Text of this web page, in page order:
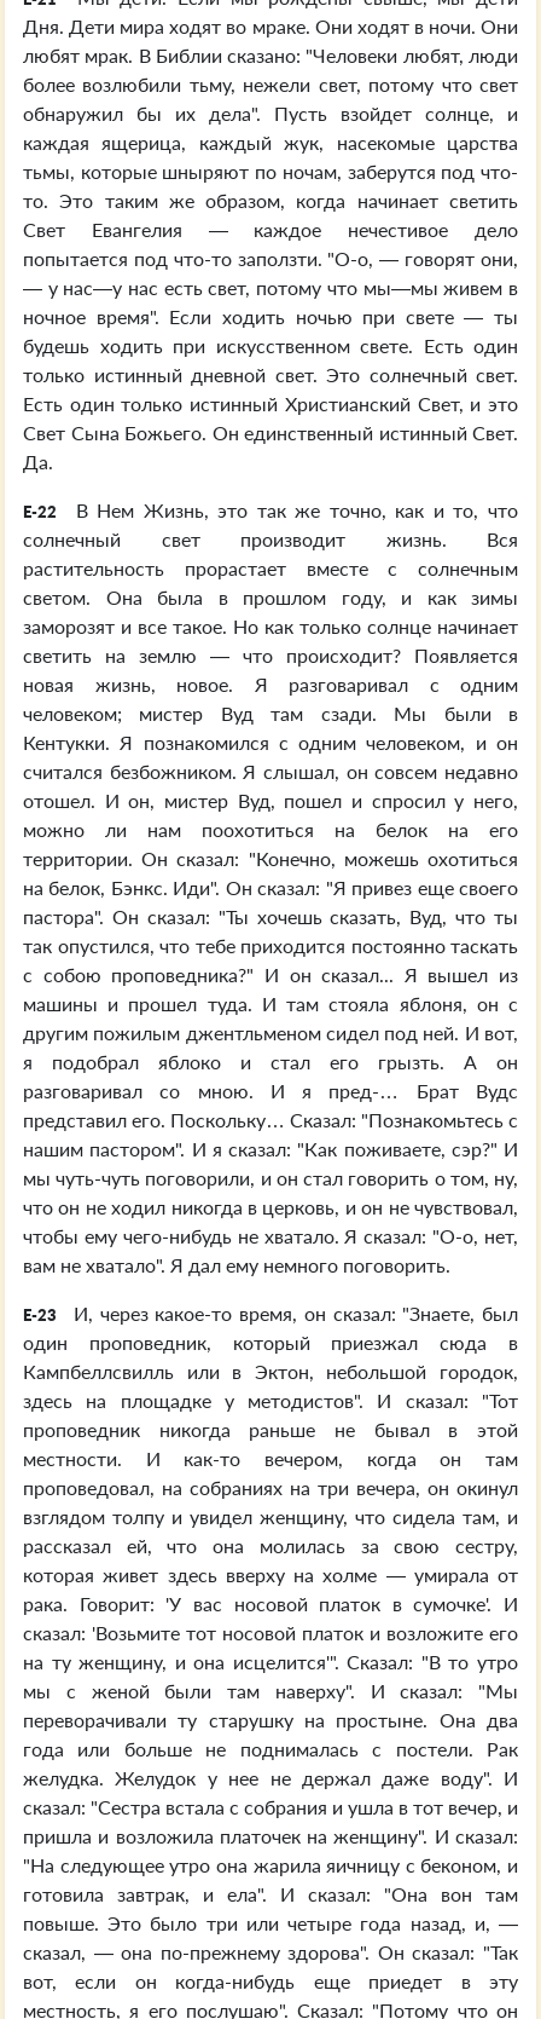
Дня. Дети мира ходят во мраке. Они ходят в ночи. Они
любят мрак. В Библии сказано: "Человеки любят, люди
более возлюбили тьму, нежели свет, потому что свет
обнаружил бы их дела". Пусть взойдет солнце, и
каждая ящерица, каждый жук, насекомые царства
тьмы, которые шныряют по ночам, заберутся под что-
то. Это таким же образом, когда начинает светить
Свет Евангелия — каждое нечестивое дело
попытается под что-то заползти. "О-о, — говорят они,
— у нас—у нас есть свет, потому что мы—мы живем в
ночное время". Если ходить ночью при свете — ты
будешь ходить при искусственном свете. Есть один
только истинный дневной свет. Это солнечный свет.
Есть один только истинный Христианский Свет, и это
Свет Сына Божьего. Он единственный истинный Свет.
Да.
E-22
В Нем Жизнь, это так же точно, как и то, что
солнечный свет производит жизнь. Вся
растительность прорастает вместе с солнечным
светом. Она была в прошлом году, и как зимы
заморозят и все такое. Но как только солнце начинает
светить на землю — что происходит? Появляется
новая жизнь, новое. Я разговаривал с одним
человеком; мистер Вуд там сзади. Мы были в
Кентукки. Я познакомился с одним человеком, и он
считался безбожником. Я слышал, он совсем недавно
отошел. И он, мистер Вуд, пошел и спросил у него,
можно ли нам поохотиться на белок на его
территории. Он сказал: "Конечно, можешь охотиться
на белок, Бэнкс. Иди". Он сказал: "Я привез еще своего
пастора". Он сказал: "Ты хочешь сказать, Вуд, что ты
так опустился, что тебе приходится постоянно таскать
с собою проповедника?" И он сказал... Я вышел из
машины и прошел туда. И там стояла яблоня, он с
другим пожилым джентльменом сидел под ней. И вот,
я подобрал яблоко и стал его грызть. А он
разговаривал со мною. И я пред-… Брат Вудс
представил его. Поскольку… Сказал: "Познакомьтесь с
нашим пастором". И я сказал: "Как поживаете, сэр?" И
мы чуть-чуть поговорили, и он стал говорить о том, ну,
что он не ходил никогда в церковь, и он не чувствовал,
чтобы ему чего-нибудь не хватало. Я сказал: "О-о, нет,
вам не хватало". Я дал ему немного поговорить.
E-23
И, через какое-то время, он сказал: "Знаете, был
один проповедник, который приезжал сюда в
Кампбеллсвилль или в Эктон, небольшой городок,
здесь на площадке у методистов". И сказал: "Тот
проповедник никогда раньше не бывал в этой
местности. И как-то вечером, когда он там
проповедовал, на собраниях на три вечера, он окинул
взглядом толпу и увидел женщину, что сидела там, и
рассказал ей, что она молилась за свою сестру,
которая живет здесь вверху на холме — умирала от
рака. Говорит: 'У вас носовой платок в сумочке'. И
сказал: 'Возьмите тот носовой платок и возложите его
на ту женщину, и она исцелится'". Сказал: "В то утро
мы с женой были там наверху". И сказал: "Мы
переворачивали ту старушку на простыне. Она два
года или больше не поднималась с постели. Рак
желудка. Желудок у нее не держал даже воду". И
сказал: "Сестра встала с собрания и ушла в тот вечер, и
пришла и возложила платочек на женщину". И сказал:
"На следующее утро она жарила яичницу с беконом, и
готовила завтрак, и ела". И сказал: "Она вон там
повыше. Это было три или четыре года назад, и, —
сказал, — она по-прежнему здорова". Он сказал: "Так
вот, если он когда-нибудь еще приедет в эту
местность, я его послушаю". Сказал: "Потому что он